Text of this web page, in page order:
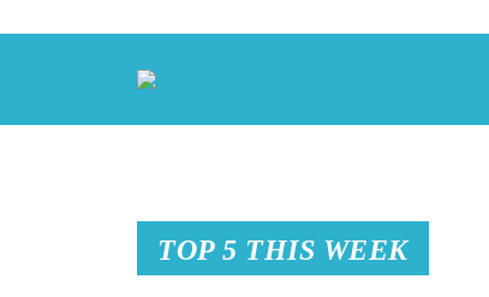
TOP 5 THIS WEEK